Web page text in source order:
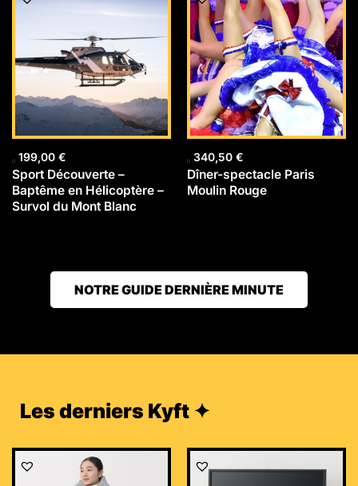
199,00 €
Sport Découverte –
Baptême en Hélicoptère –
Survol du Mont Blanc
340,50 €
Dîner-spectacle Paris
Moulin Rouge
NOTRE GUIDE DERNIÈRE MINUTE
Les derniers Kyft ✦